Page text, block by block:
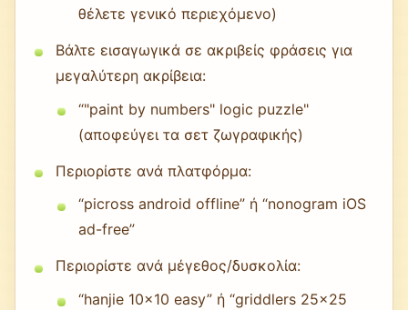
θέλετε γενικό περιεχόμενο)
Βάλτε εισαγωγικά σε ακριβείς φράσεις για
μεγαλύτερη ακρίβεια:
“"paint by numbers" logic puzzle"
(αποφεύγει τα σετ ζωγραφικής)
Περιορίστε ανά πλατφόρμα:
“picross android offline” ή “nonogram iOS
ad-free”
Περιορίστε ανά μέγεθος/δυσκολία:
“hanjie 10x10 easy” ή “griddlers 25x25